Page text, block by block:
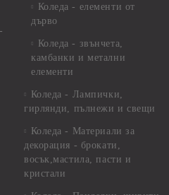
Коледа - елементи от
дърво
Коледа - звънчета,
камбанки и метални
елементи
Коледа - Лампички,
гирлянди, пълнежи и свещи
Коледа - Материали за
декорация - брокати,
восък,мастила, пасти и
кристали